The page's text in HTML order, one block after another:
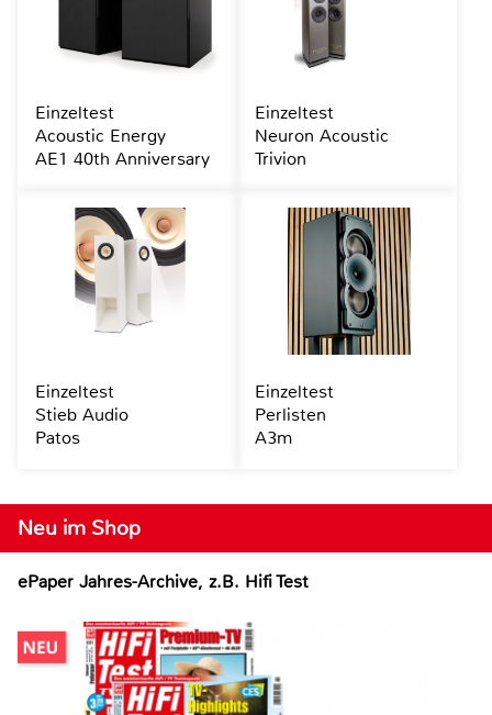
Neu im Shop
ePaper Jahres-Archive, z.B. Hifi Test
Einzeltest
Acoustic Energy
AE1 40th Anniversary
Einzeltest
Neuron Acoustic
Trivion
Einzeltest
Stieb Audio
Patos
Einzeltest
Perlisten
A3m